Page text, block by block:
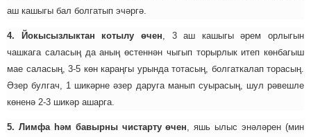
аш кашыгы бал болгатып эчәргә.
4. Йокысызлыктан котылу өчен, 3 аш кашыгы әрем орлыгын
чашкага саласың да аның өстеннән чыгып торырлык итеп көнбагыш
мае саласың, 3-5 көн караңгы урында тотасың, болгаткалап торасың.
Әзер булгач, 1 шикәрне әзер даруга манып суырасың, шул рәвешле
көненә 2-3 шикәр ашарга.
5. Лимфа һәм бавырны чистарту өчен, яшь ылыс энәләрен (мин